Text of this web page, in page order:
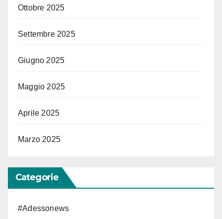
Ottobre 2025
Settembre 2025
Giugno 2025
Maggio 2025
Aprile 2025
Marzo 2025
Categorie
#Adessonews